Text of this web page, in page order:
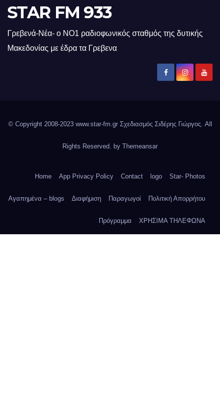
STAR FM 933
Γρεβενά-Νέα- ο ΝΟ1 ραδιοφωνικός σταθμός της δυτικής
Μακεδονίας με έδρα τα Γρεβενα
© Copyright 2008-2023 www.star-fm.gr Σχεδιασμός Σιδέρης Γιώργος. All
Rights Reserved. by Themeansar
Home App Privacy Policy Contact logo Star- Photos
Αγαπημένα – blogs Διαφήμιση Παραγωγοί Πολιτική Απορρήτου
Πρόγραμμα ΧΡΗΣΙΜΑ ΤΗΛΕΦΩΝΑ